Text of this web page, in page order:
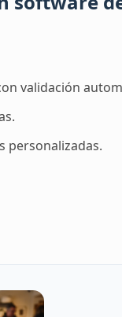
validación
personalizadas.